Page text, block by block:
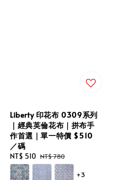
Liberty 印花布 0309系列
｜經典英倫花布｜拼布手
作首選｜單一特價 $510
／碼
Sale
price
NT$ 510 Regular
price
NT$ 780
+3